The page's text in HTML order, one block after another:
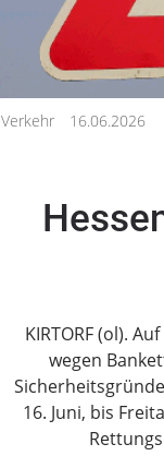
Verkehr 16.06.2026
KIRTORF (ol).
wegen
16. Juni, bis